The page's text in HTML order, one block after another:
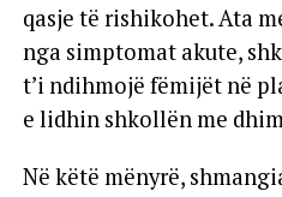
qasje të rishikohet. Ata
nga simptomat akute,
t’i ndihmojë fëmijët në
e lidhin shkollën me
Në këtë mënyrë,